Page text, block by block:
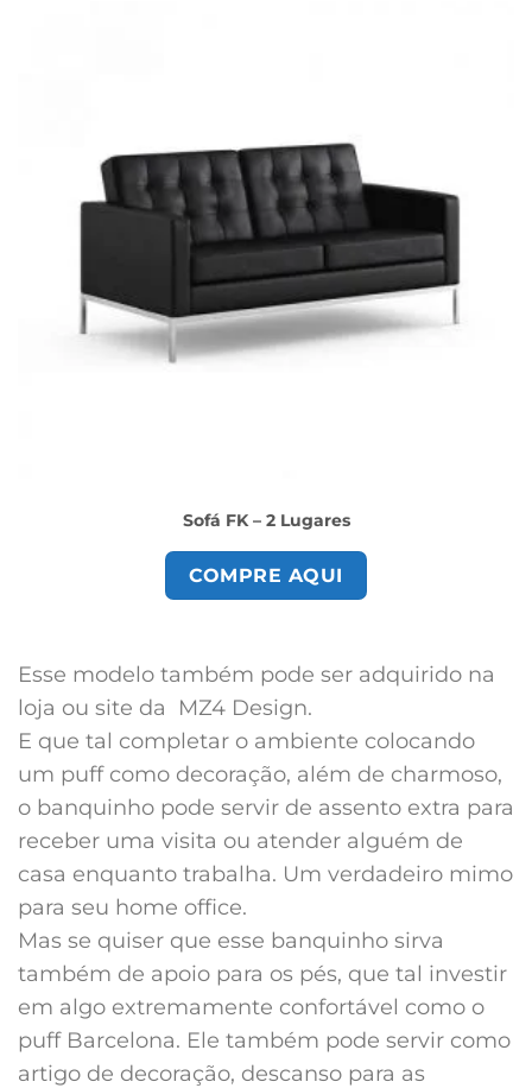
Sofá FK – 2 Lugares
COMPRE AQUI
Esse modelo também pode ser adquirido na
loja ou site da MZ4 Design.
E que tal completar o ambiente colocando
um puff como decoração, além de charmoso,
o banquinho pode servir de assento extra para
receber uma visita ou atender alguém de
casa enquanto trabalha. Um verdadeiro mimo
para seu home office.
Mas se quiser que esse banquinho sirva
também de apoio para os pés, que tal investir
em algo extremamente confortável como o
puff Barcelona. Ele também pode servir como
artigo de decoração, descanso para as